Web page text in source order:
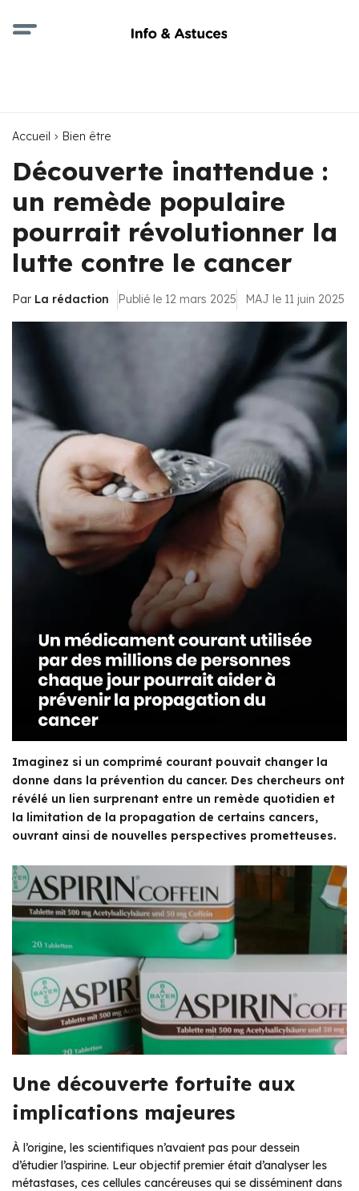
Accueil Bien être
Découverte inattendue :
un remède populaire
pourrait révolutionner la
lutte contre le cancer
Par La rédaction Publié le 12 mars 2025 MAJ le 11 juin 2025
Imaginez si un comprimé courant pouvait changer la
donne dans la prévention du cancer. Des chercheurs ont
révélé un lien surprenant entre un remède quotidien et
la limitation de la propagation de certains cancers,
ouvrant ainsi de nouvelles perspectives prometteuses.
Une découverte fortuite aux
implications majeures
À l’origine, les scientifiques n’avaient pas pour dessein
d’étudier l’aspirine. Leur objectif premier était d’analyser les
métastases, ces cellules cancéreuses qui se disséminent dans